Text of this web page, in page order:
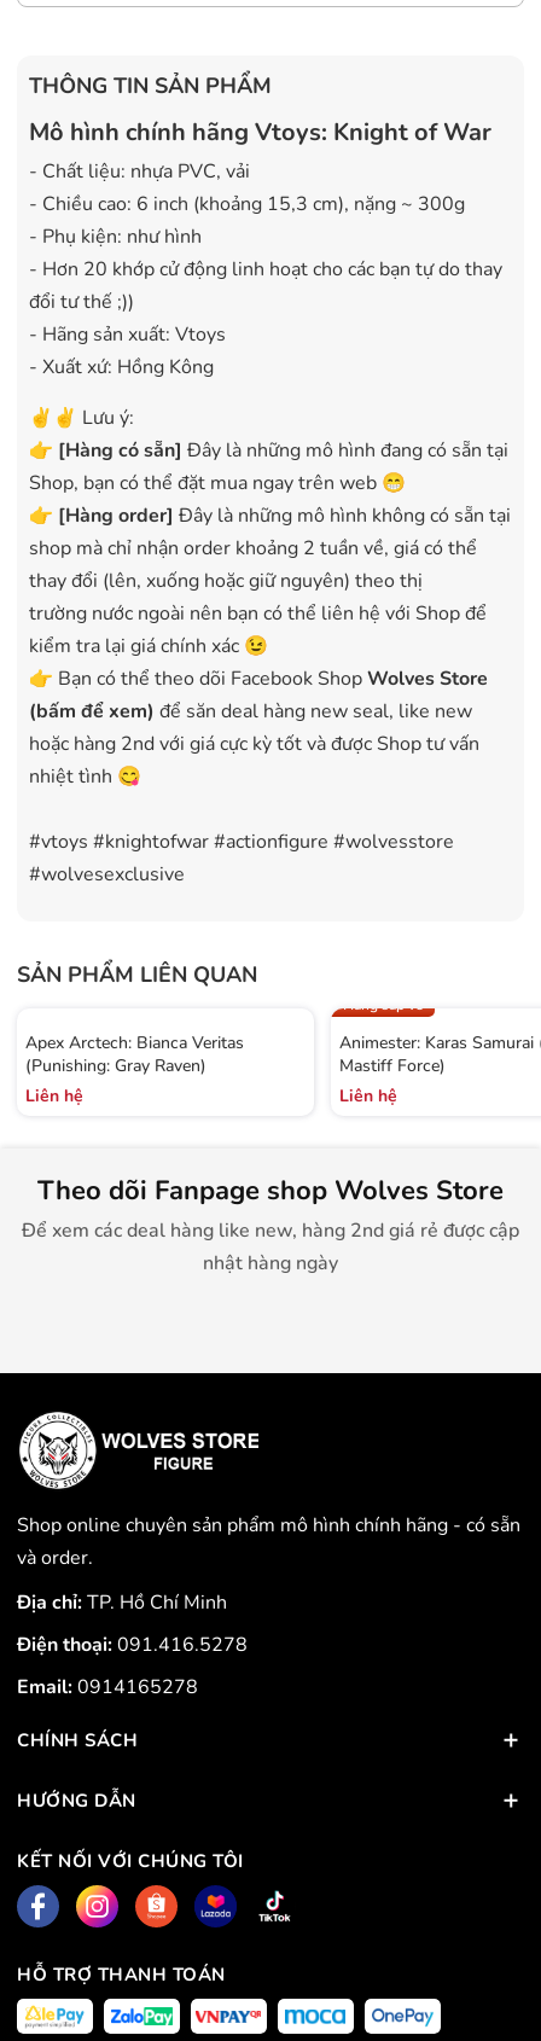
THÔNG TIN SẢN PHẨM
Mô hình chính hãng Vtoys: Knight of War
- Chất liệu: nhựa PVC, vải
- Chiều cao: 6 inch (khoảng 15,3 cm), nặng ~ 300g
- Phụ kiện: như hình
- Hơn 20 khớp cử động linh hoạt cho các bạn tự do thay
đổi tư thế ;))
- Hãng sản xuất: Vtoys
- Xuất xứ: Hồng Kông
✌️✌️ Lưu ý:
👉 [Hàng có sẵn] Đây là những mô hình đang có sẵn tại
Shop, bạn có thể đặt mua ngay trên web 😁
👉 [Hàng order] Đây là những mô hình không có sẵn tại
shop mà chỉ nhận order khoảng 2 tuần về, giá có thể
thay đổi (lên, xuống hoặc giữ nguyên) theo thị
trường nước ngoài nên bạn có thể liên hệ với Shop để
kiểm tra lại giá chính xác 😉
👉 Bạn có thể theo dõi Facebook ShopWolves Store
(bấm để xem) để săn deal hàng new seal, like new
hoặc hàng 2nd với giá cực kỳ tốt và được Shop tư vấn
nhiệt tình 😋
#vtoys #knightofwar #actionfigure #wolvesstore
#wolvesexclusive
SẢN PHẨM LIÊN QUAN
Apex Arctech: Bianca Veritas
(Punishing: Gray Raven)
Liên hệ
Hàng sắp về
Animester: Karas
Mastiff Force)
Liên hệ
Theo dõi Fanpage shop Wolves Store
Để xem các deal hàng like new, hàng 2nd giá rẻ được cập
nhật hàng ngày
Shop online chuyên sản phẩm mô hình chính hãng - có sẵn
và order.
Địa chỉ:TP. Hồ Chí Minh
Điện thoại:091.416.5278
Email:0914165278
CHÍNH SÁCH
HƯỚNG DẪN
KẾT NỐI VỚI CHÚNG TÔI
HỖ TRỢ THANH TOÁN